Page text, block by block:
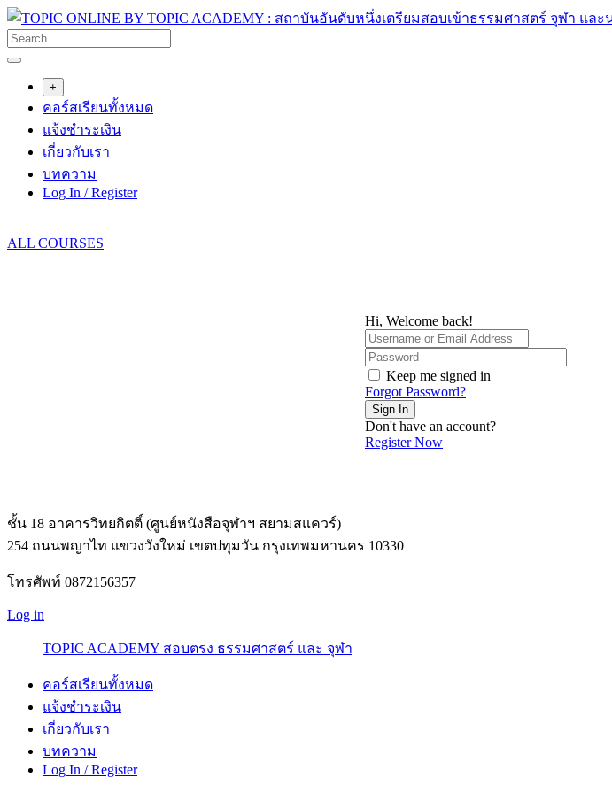
Skip
to
content
+
คอร์สเรียนทั้งหมด
แจ้งชำระเงิน
เกี่ยวกับเรา
บทความ
Log In / Register
ALL COURSES
Hi, Welcome back!
Keep me signed in
Forgot Password?
Sign In
Don't have an account?
Register Now
ชั้น 18 อาคารวิทยกิตติ์ (ศูนย์หนังสือจุฬาฯ สยามสแควร์)
254 ถนนพญาไท แขวงวังใหม่ เขตปทุมวัน กรุงเทพมหานคร 10330
โทรศัพท์ 0872156357
Log in
TOPIC ACADEMY สอบตรง ธรรมศาสตร์ และ จุฬา
คอร์สเรียนทั้งหมด
แจ้งชำระเงิน
เกี่ยวกับเรา
บทความ
Log In / Register